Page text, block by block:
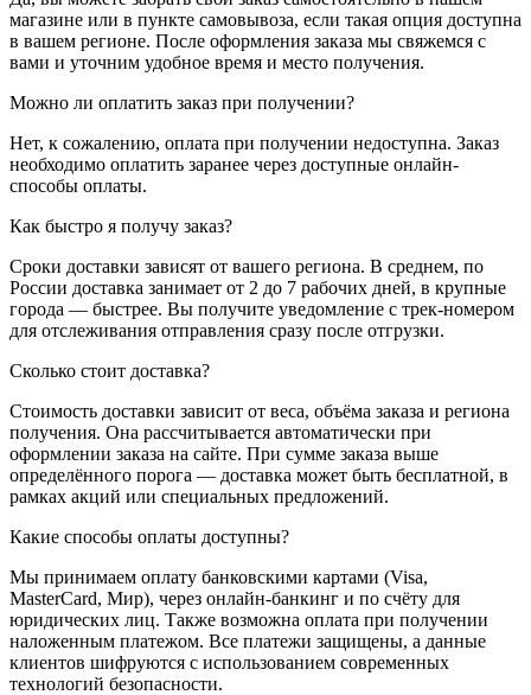
магазине или в пункте самовывоза, если такая опция доступна
в вашем регионе. После оформления заказа мы свяжемся с
вами и уточним удобное время и место получения.
Можно ли оплатить заказ при получении?
Нет, к сожалению, оплата при получении недоступна. Заказ
необходимо оплатить заранее через доступные онлайн-
способы оплаты.
Как быстро я получу заказ?
Сроки доставки зависят от вашего региона. В среднем, по
России доставка занимает от 2 до 7 рабочих дней, в крупные
города — быстрее. Вы получите уведомление с трек-номером
для отслеживания отправления сразу после отгрузки.
Сколько стоит доставка?
Стоимость доставки зависит от веса, объёма заказа и региона
получения. Она рассчитывается автоматически при
оформлении заказа на сайте. При сумме заказа выше
определённого порога — доставка может быть бесплатной, в
рамках акций или специальных предложений.
Какие способы оплаты доступны?
Мы принимаем оплату банковскими картами (Visa,
MasterCard, Мир), через онлайн-банкинг и по счёту для
юридических лиц. Также возможна оплата при получении
наложенным платежом. Все платежи защищены, а данные
клиентов шифруются с использованием современных
технологий безопасности.